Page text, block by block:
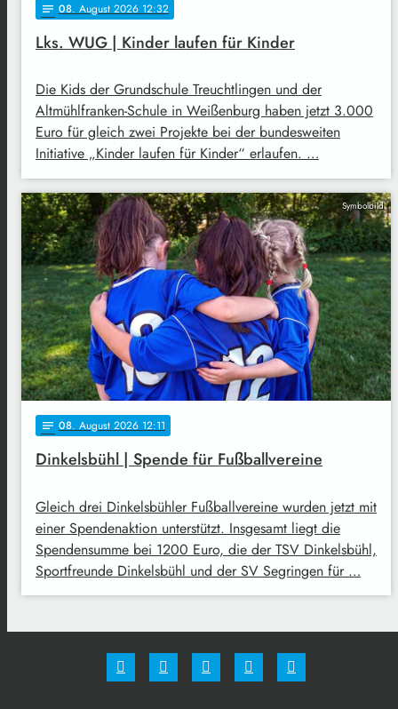
notes 08. August 2026 12:32
Lks. WUG | Kinder laufen für Kinder
Die Kids der Grundschule Treuchtlingen und der
Altmühlfranken-Schule in Weißenburg haben jetzt 3.000
Euro für gleich zwei Projekte bei der bundesweiten
Initiative „Kinder laufen für Kinder“ erlaufen. …
Symbolbild
notes 08. August 2026 12:11
Dinkelsbühl | Spende für Fußballvereine
Gleich drei Dinkelsbühler Fußballvereine wurden jetzt mit
einer Spendenaktion unterstützt. Insgesamt liegt die
Spendensumme bei 1200 Euro, die der TSV Dinkelsbühl,
Sportfreunde Dinkelsbühl und der SV Segringen für …